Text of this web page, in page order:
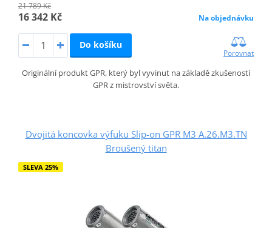
21 789 Kč
16 342 Kč Na objednávku
Do košíku
Porovnat
Originální produkt GPR, který byl vyvinut na základě zkušeností
GPR z mistrovství světa.
Dvojitá koncovka výfuku Slip-on GPR M3 A.26.M3.TN
Broušený titan
SLEVA 25%